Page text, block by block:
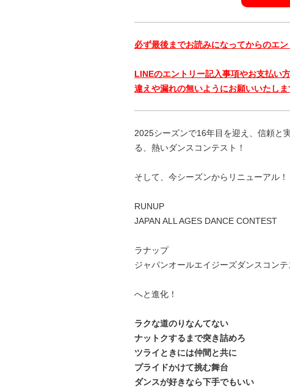
必ず最後までお読みになってからのエ
LINEのエントリー記入事項やお支払い
違えや漏れの無いようにお願いいたしま
2025シーズンで16年目を迎え、信頼と
る、熱いダンスコンテスト！
そして、今シーズンからリニューアル！
RUNUP
JAPAN ALL AGES DANCE CONTEST
ラナップ
ジャパンオールエイジーズダンスコンテ
へと進化！
ラクな道のりなんてない
ナットクするまで突き詰めろ
ツライときには仲間と共に
プライドかけて挑む舞台
ダンスが好きなら下手でもいい